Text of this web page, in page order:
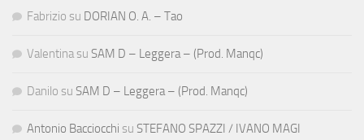
Fabrizio su DORIAN O. A. – Tao
Valentina su SAM D – Leggera – (Prod. Manqc)
Danilo su SAM D – Leggera – (Prod. Manqc)
Antonio Bacciocchi su STEFANO SPAZZI / IVANO MAGI